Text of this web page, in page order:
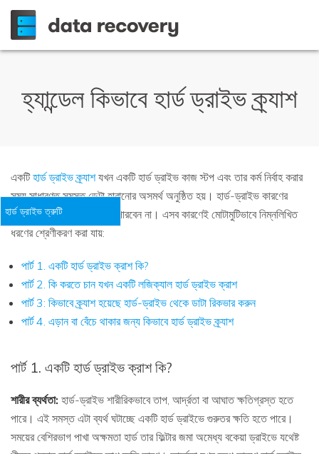
হ্যান্ডেল কিভাবে হার্ড ড্রাইভ ক্র্যাশ
একটিহার্ড ড্রাইভ ক্র্যাশযখন একটি হার্ড ড্রাইভ কাজ স্টপ এবং তার কর্ম নির্বাহ করার
সময় সাধারণত সমস্ত ডেটা হারানোর অসমর্থ অনুষ্ঠিত হয়। হার্ড-ড্রাইভ কারণের
একটি বিস্তৃত কারণে বিপর্যস্ত পারবেন না। এসব কারণেই মোটামুটিভাবে নিম্নলিখিত
ধরণের শ্রেণীকরণ করা যায়:
পার্ট 1. একটি হার্ড ড্রাইভ ক্রাশ কি?
পার্ট 2. কি করতে চান যখন একটি লজিক্যাল হার্ড ড্রাইভ ক্রাশ
পার্ট 3: কিভাবে ক্র্যাশ হয়েছে হার্ড-ড্রাইভ থেকে ডাটা রিকভার করুন
পার্ট 4. এড়ান বা বেঁচে থাকার জন্য কিভাবে হার্ড ড্রাইভ ক্র্যাশ
পার্ট 1. একটি হার্ড ড্রাইভ ক্রাশ কি?
শারীর ব্যর্থতা: হার্ড-ড্রাইভ শারীরিকভাবে তাপ, আর্দ্রতা বা আঘাত ক্ষতিগ্রস্ত হতে
পারে। এই সমস্ত এটা ব্যর্থ ঘটাচ্ছে একটি হার্ড ড্রাইভে গুরুতর ক্ষতি হতে পারে।
সময়ের বেশিরভাগ পাখা অক্ষমতা হার্ড তার ফিল্টার জমা অমেধ্য বকেয়া ড্রাইভে যথেষ্ট
হার্ড ড্রাইভ ত্রুটি